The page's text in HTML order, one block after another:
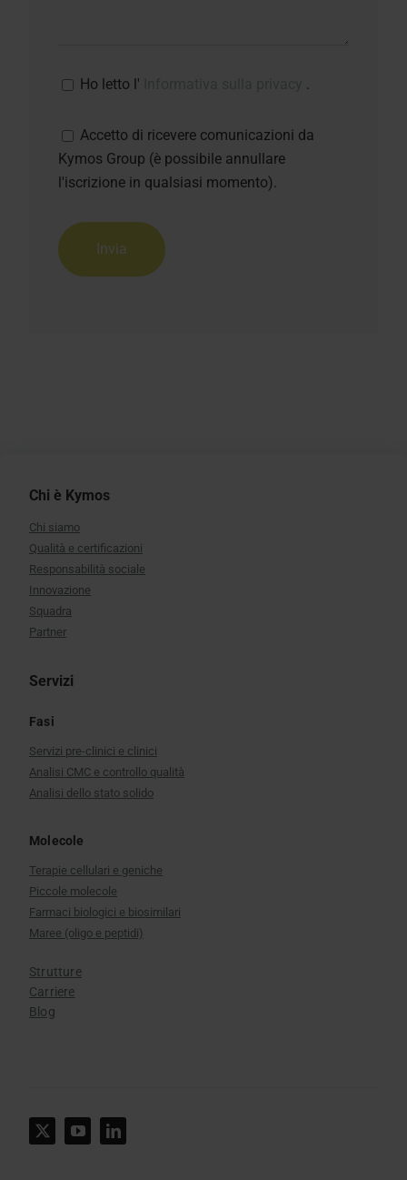
Ho letto l'
Accetto di ricevere comunicazioni da
Kymos Group (è possibile annullare
l'iscrizione in qualsiasi momento).
Chi è Kymos
Chi siamo
Qualità e certificazioni
Responsabilità sociale
Innovazione
Squadra
Partner
Servizi
Fasi
Servizi pre-clinici e clinici
Analisi CMC e controllo qualità
Analisi dello stato solido
Molecole
Terapie cellulari e geniche
Piccole molecole
Farmaci biologici e biosimilari
Maree (oligo e peptidi)
Strutture
Carriere
Blog